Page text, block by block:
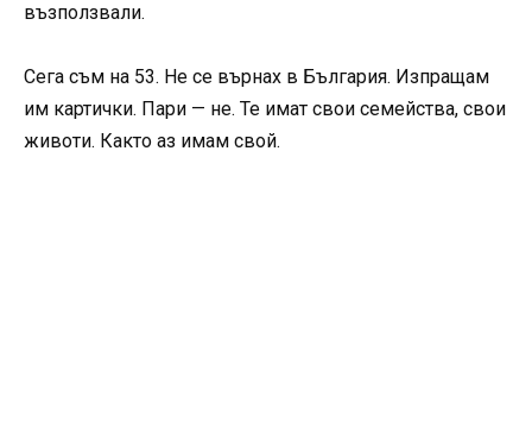
възползвали.
Сега съм на 53. Не се върнах в България. Изпращам
им картички. Пари — не. Те имат свои семейства, свои
животи. Както аз имам свой.